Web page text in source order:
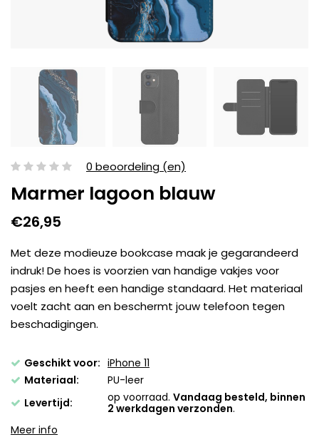
0 beoordeling (en)
Marmer lagoon blauw
€26,95
Met deze modieuze bookcase maak je gegarandeerd
indruk! De hoes is voorzien van handige vakjes voor
pasjes en heeft een handige standaard. Het materiaal
voelt zacht aan en beschermt jouw telefoon tegen
beschadigingen.
Geschikt voor: iPhone 11
Materiaal:
PU-leer
Levertijd:
op voorraad. Vandaag besteld, binnen
2 werkdagen verzonden.
Meer info